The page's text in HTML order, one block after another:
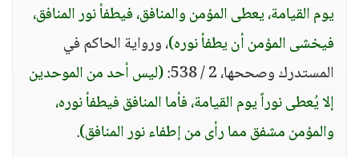
يوم القيامة، يعطى المؤمن والمنافق، فيطفأ نور المنافق،
فيخشى المؤمن أن يطفأ نوره)، ورواية الحاكم في
المستدرك وصححها، 2 / 538:
(ليس أحد من الموحدين
إلا يُعطى نوراً يوم القيامة، فأما المنافق فيطفأ نوره،
والمؤمن مشفق مما رأى من إطفاء نور المنافق).